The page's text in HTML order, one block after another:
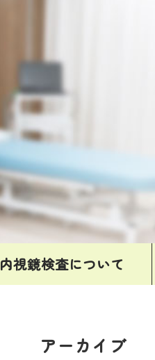
内視鏡検査について
アーカイブ